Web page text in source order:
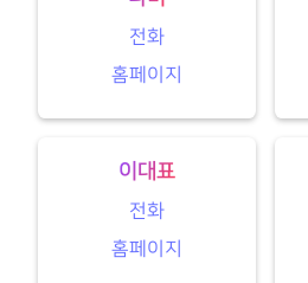
전화
홈페이지
이대표
전화
홈페이지